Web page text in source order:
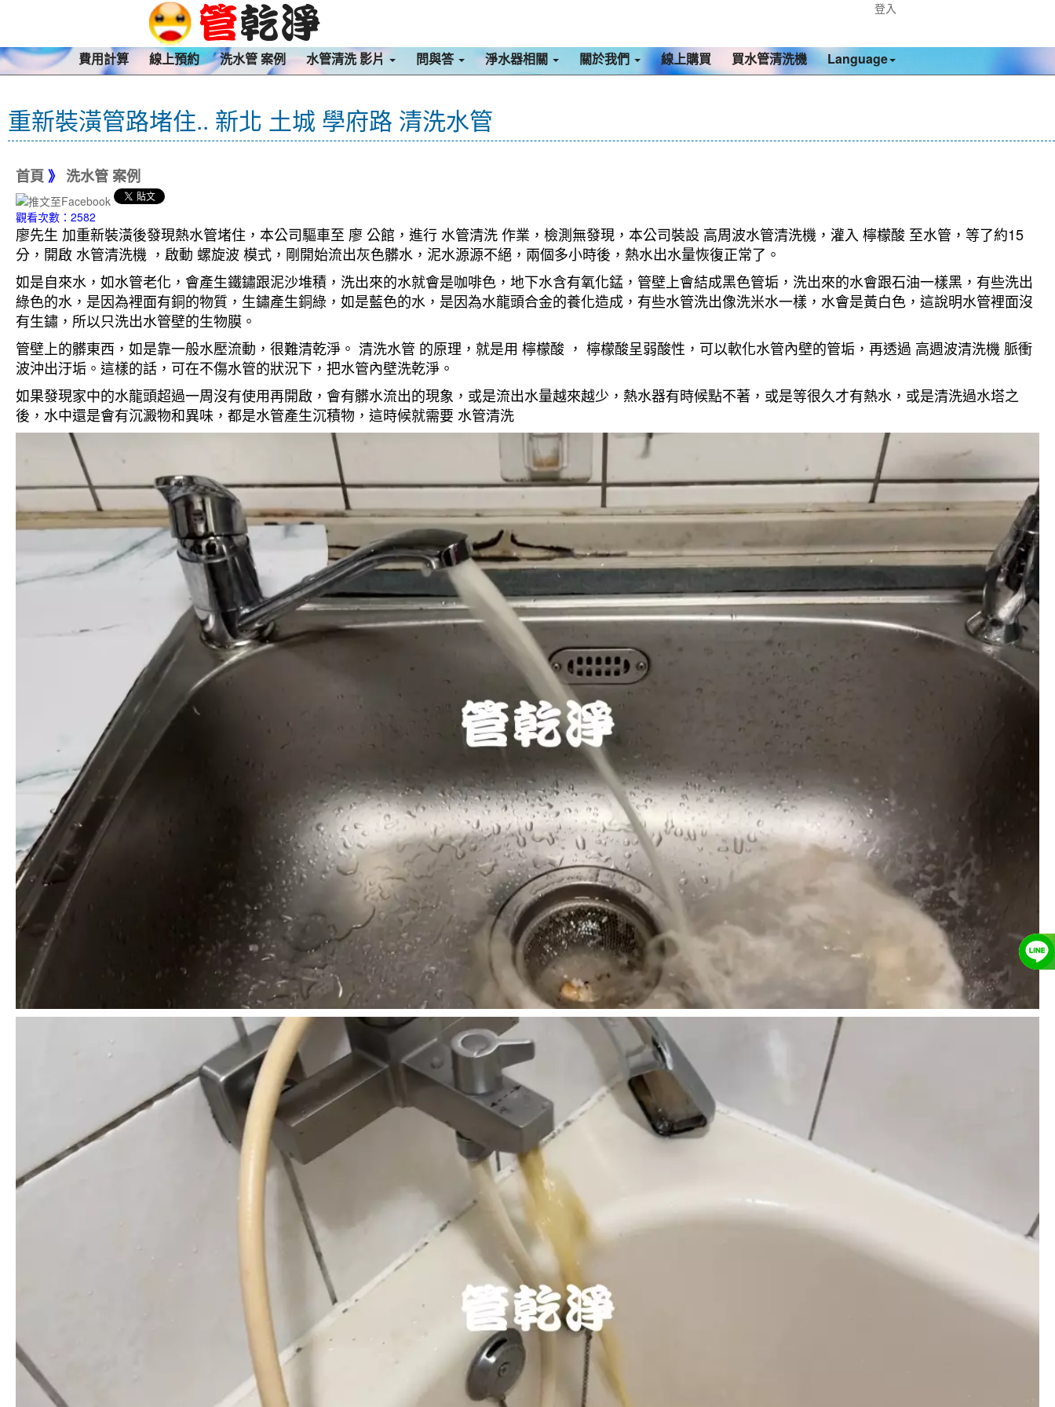
登入
費用計算 線上預約 洗水管 案例 水管清洗 影片 問與答 淨水器相關 關於我們 線上購買 買水管清洗機 Language
重新裝潢管路堵住.. 新北 土城 學府路 清洗水管
首頁 》 洗水管 案例
觀看次數：2582
廖先生 加重新裝潢後發現熱水管堵住，本公司驅車至 廖 公館，進行 水管清洗 作業，檢測無發現，本公司裝設 高周波水管清洗機，灌入 檸檬酸 至水管，等了約15
分，開啟 水管清洗機 ，啟動 螺旋波 模式，剛開始流出灰色髒水，泥水源源不絕，兩個多小時後，熱水出水量恢復正常了。
如是自來水，如水管老化，會產生鐵鏽跟泥沙堆積，洗出來的水就會是咖啡色，地下水含有氧化錳，管壁上會結成黑色管垢，洗出來的水會跟石油一樣黑，有些洗出
綠色的水，是因為裡面有銅的物質，生鏽產生銅綠，如是藍色的水，是因為水龍頭合金的養化造成，有些水管洗出像洗米水一樣，水會是黃白色，這說明水管裡面沒
有生鏽，所以只洗出水管壁的生物膜。
管壁上的髒東西，如是靠一般水壓流動，很難清乾淨。 清洗水管 的原理，就是用 檸檬酸 ， 檸檬酸呈弱酸性，可以軟化水管內壁的管垢，再透過 高週波清洗機 脈衝
波沖出汙垢。這樣的話，可在不傷水管的狀況下，把水管內壁洗乾淨。
如果發現家中的水龍頭超過一周沒有使用再開啟，會有髒水流出的現象，或是流出水量越來越少，熱水器有時候點不著，或是等很久才有熱水，或是清洗過水塔之
後，水中還是會有沉澱物和異味，都是水管產生沉積物，這時候就需要 水管清洗